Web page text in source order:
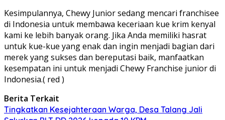
Kesimpulannya, Chewy Junior sedang mencari franchisee
di Indonesia untuk membawa keceriaan kue krim kenyal
kami ke lebih banyak orang. Jika Anda memiliki hasrat
untuk kue-kue yang enak dan ingin menjadi bagian dari
merek yang sukses dan bereputasi baik, manfaatkan
kesempatan ini untuk menjadi Chewy Franchise junior di
Indonesia.( red )
Berita Terkait
Tingkatkan Kesejahteraan Warga, Desa Talang Jali